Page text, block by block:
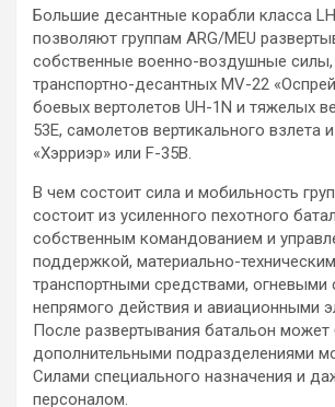
Большие десантные корабли класса
позволяют группам ARG/MEU
собственные военно-воздушные
транспортно-десантных MV-22
боевых вертолетов UH-1N и тяжелых
53E, самолетов вертикального взлета
«Хэрриэр» или F-35B.
В чем состоит сила и мобильность
состоит из усиленного пехотного
собственным командованием и
поддержкой, материально-
транспортными средствами, огневыми
непрямого действия и авиационными
После развертывания батальон может
дополнительными подразделениями
Силами специального назначения и
персоналом.